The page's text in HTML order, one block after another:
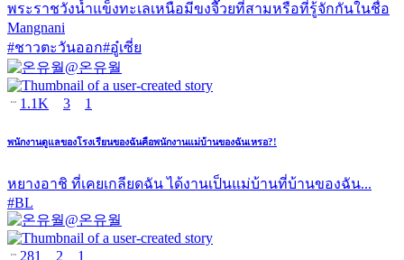
พระราชวังน้ำแข็งทะเลเหนือมีขงจื๊วยที่สามหรือที่รู้จักกันในชื่อ
Mangnani
#ชาวตะวันออก#อู๋เซี่ย
@온유월
1.1K 3 1
พนักงานดูแลของโรงเรียนของฉันคือพนักงานแม่บ้านของฉันเหรอ?!
หยางอาชิ ที่เคยเกลียดฉัน ได้งานเป็นแม่บ้านที่บ้านของฉัน...
#BL
@온유월
281 2 1